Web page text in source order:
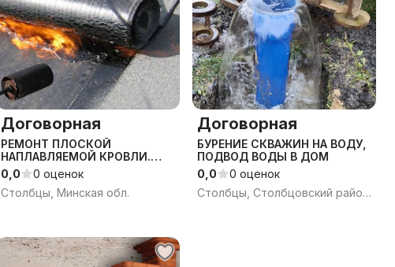
Договорная
РЕМОНТ ПЛОСКОЙ
НАПЛАВЛЯЕМОЙ КРОВЛИ.
ДИАГНОСТИКА ВЛАГОМЕРОМ
0,0
0 оценок
Столбцы, Минская обл.
Договорная
БУРЕНИЕ СКВАЖИН НА ВОДУ,
ПОДВОД ВОДЫ В ДОМ
0,0
0 оценок
Столбцы, Столбцовский район, Минская область